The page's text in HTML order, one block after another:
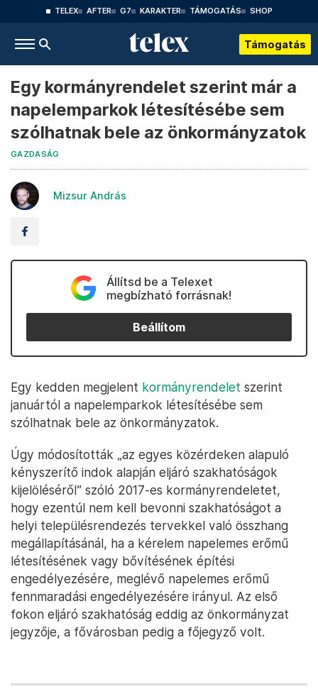
TELEX AFTER G7 KARAKTER TÁMOGATÁS SHOP
Támogatás
Egy kormányrendelet szerint már a
napelemparkok létesítésébe sem
szólhatnak bele az önkormányzatok
GAZDASÁG
Mizsur András
Állítsd be a Telexet
megbízható forrásnak!
Beállítom
Egy kedden megjelent kormányrendelet szerint
januártól a napelemparkok létesítésébe sem
szólhatnak bele az önkormányzatok.
Úgy módosították „az egyes közérdeken alapuló
kényszerítő indok alapján eljáró szakhatóságok
kijelöléséről” szóló 2017-es kormányrendeletet,
hogy ezentúl nem kell bevonni szakhatóságot a
helyi településrendezés tervekkel való összhang
megállapításánál, ha a kérelem napelemes erőmű
létesítésének vagy bővítésének építési
engedélyezésére, meglévő napelemes erőmű
fennmaradási engedélyezésére irányul. Az első
fokon eljáró szakhatóság eddig az önkormányzat
jegyzője, a fővárosban pedig a főjegyző volt.